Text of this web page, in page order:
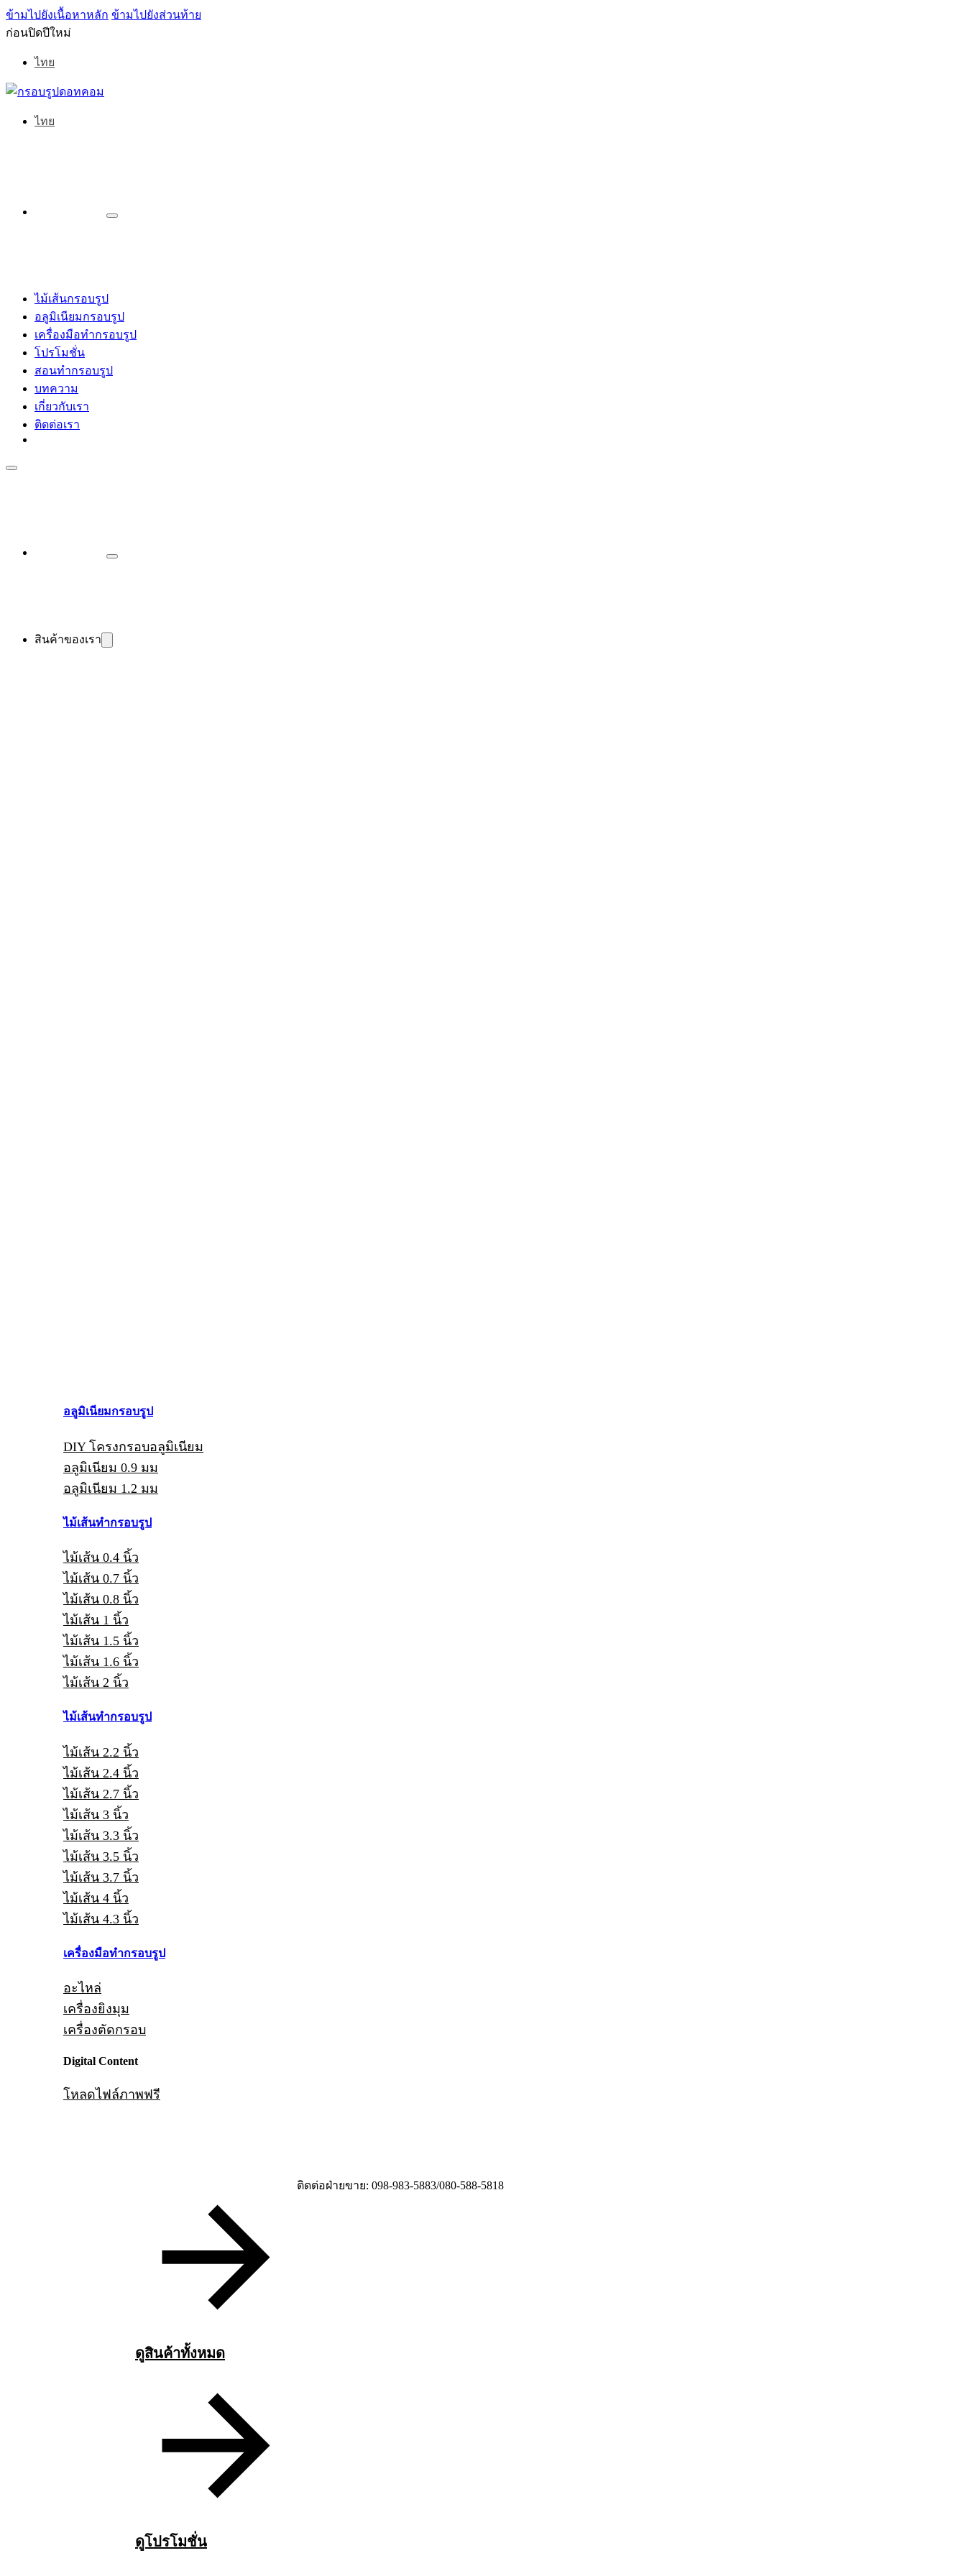
ข้ามไปยังเนื้อหาหลัก ข้ามไปยังส่วนท้าย
ก่อนปิดปีใหม่
ไทย
ไทย
ไม้เส้นกรอบรูป
อลูมิเนียมกรอบรูป
เครื่องมือทำกรอบรูป
โปรโมชั่น
สอนทำกรอบรูป
บทความ
เกี่ยวกับเรา
ติดต่อเรา
สินค้าของเรา
อลูมิเนียมกรอบรูป
DIY โครงกรอบอลูมิเนียม
อลูมิเนียม 0.9 มม
อลูมิเนียม 1.2 มม
ไม้เส้นทำกรอบรูป
ไม้เส้น 0.4 นิ้ว
ไม้เส้น 0.7 นิ้ว
ไม้เส้น 0.8 นิ้ว
ไม้เส้น 1 นิ้ว
ไม้เส้น 1.5 นิ้ว
ไม้เส้น 1.6 นิ้ว
ไม้เส้น 2 นิ้ว
ไม้เส้นทำกรอบรูป
ไม้เส้น 2.2 นิ้ว
ไม้เส้น 2.4 นิ้ว
ไม้เส้น 2.7 นิ้ว
ไม้เส้น 3 นิ้ว
ไม้เส้น 3.3 นิ้ว
ไม้เส้น 3.5 นิ้ว
ไม้เส้น 3.7 นิ้ว
ไม้เส้น 4 นิ้ว
ไม้เส้น 4.3 นิ้ว
เครื่องมือทำกรอบรูป
อะไหล่
เครื่องยิงมุม
เครื่องตัดกรอบ
Digital Content
โหลดไฟล์ภาพฟรี
ดูสินค้าทั้งหมด
ดูโปรโมชั่น
ติดต่อฝ่ายขาย: 098-983-5883/080-588-5818